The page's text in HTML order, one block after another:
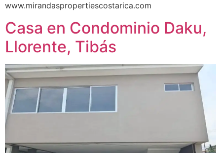
www.mirandaspropertiescostarica.com
Casa en Condominio Daku,
Llorente, Tibás